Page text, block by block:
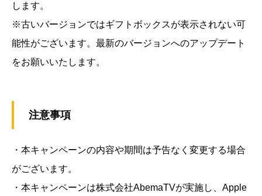
します。
※古いバージョンではギフトボックスが表示されない可
能性がございます。最新のバージョンへのアップデート
をお願いいたします。
注意事項
・本キャンペーンの内容や期間は予告なく変更する場合
がございます。
・本キャンペーンは株式会社AbemaTVが実施し、Apple